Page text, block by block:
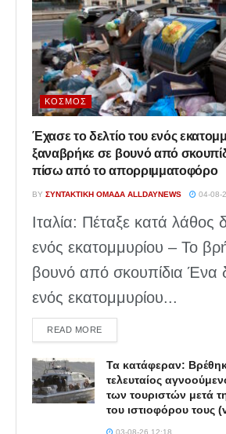
ΚΌΣΜΟΣ
Έχασε το δελτίο του ενός
ξαναβρήκε σε βουνό από
πίσω από το απορριμματοφόρο
BY ΣΥΝΤΑΚΤΙΚΉ ΟΜΆΔΑ ALLDAYNEWS 04-08-
Ιταλία: Πέταξε κατά λάθος
ενός εκατομμυρίου – Το
βουνό από σκουπίδια Ένα
ενός εκατομμυρίου...
READ MOREDETAILS
Τα κατάφεραν:
τελευταίος
των τουριστών μετά
του ιστιοφόρου τους